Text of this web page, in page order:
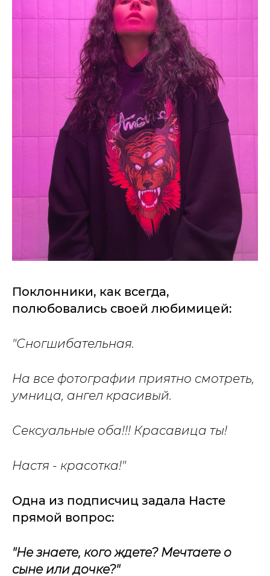
Поклонники, как всегда,
полюбовались своей любимицей:
"Сногшибательная.
На все фотографии приятно смотреть,
умница, ангел красивый.
Сексуальные оба!!! Красавица ты!
Настя - красотка!"
Одна из подписчиц задала Насте
прямой вопрос:
"Не знаете, кого ждете? Мечтаете о
сыне или дочке?"